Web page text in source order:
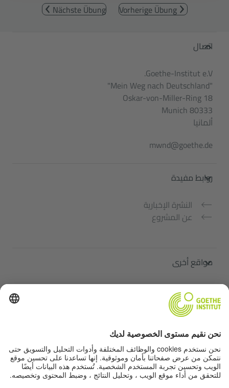
Vorherige Übung
Nächste Übung
Service- und Informationsbereich
اتصال
Goethe-Institut e.V.
"Mein Weg nach Deutschland"
Oskar-von-Miller-Ring 18
80333 Munich
ألمانيا
mwnd@goethe.de
روابط مفيدة
النشرة الإخبارية
عن المشروع
مواقع أخرى
ملتقى "اللغة الألمانية من أجلك"
تعلم الألمانية مجانًا
دورات اللغة الألمانية في معهد غوته
Lehrkräfteportal „Deutschstunde“
الخصوصية وإمكانية الوصول